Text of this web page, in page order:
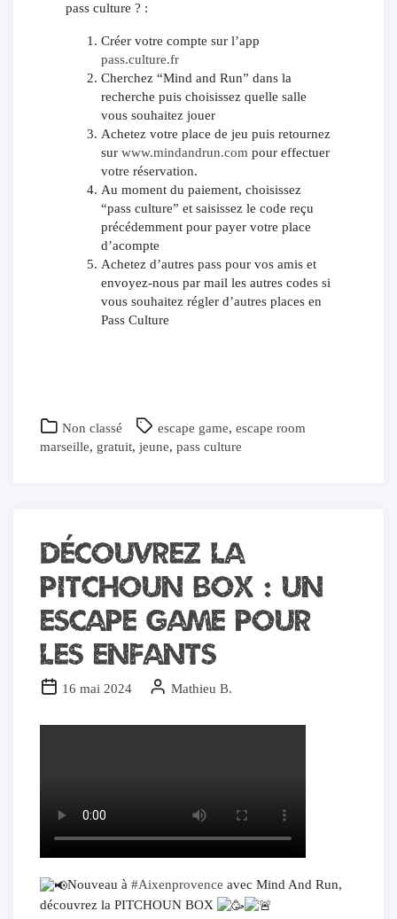
pass culture ? :
Créer votre compte sur l’app
pass.culture.fr
Cherchez “Mind and Run” dans la
recherche puis choisissez quelle salle
vous souhaitez jouer
Achetez votre place de jeu puis retournez
sur www.mindandrun.com pour effectuer
votre réservation.
Au moment du paiement, choisissez
“pass culture” et saisissez le code reçu
précédemment pour payer votre place
d’acompte
Achetez d’autres pass pour vos amis et
envoyez-nous par mail les autres codes si
vous souhaitez régler d’autres places en
Pass Culture
Non classé escape game, escape room
marseille, gratuit, jeune, pass culture
Découvrez la
Pitchoun Box : un
escape game pour
les enfants
16 mai 2024 Mathieu B.
Nouveau à #Aixenprovence avec Mind And Run,
découvrez la PITCHOUN BOX